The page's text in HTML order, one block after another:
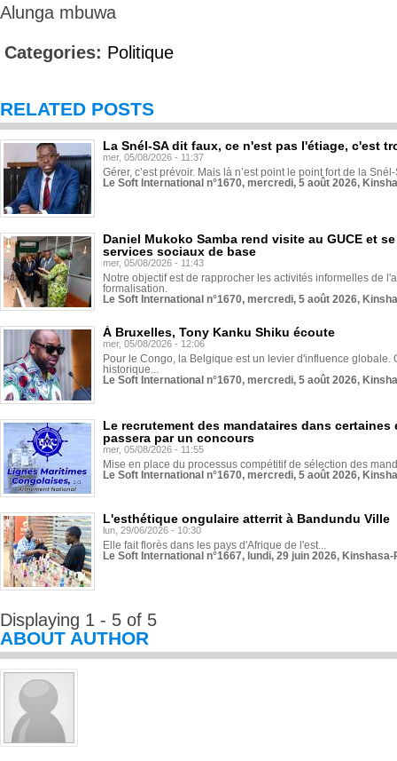
Alunga mbuwa
Categories: Politique
RELATED POSTS
La Snél-SA dit faux, ce n'est pas l'étiage, c'est
mer, 05/08/2026 - 11:37
Gérer, c’est prévoir. Mais là n’est point le point fort de la
Le Soft International n°1670, mercredi, 5 août 2026,
Daniel Mukoko Samba rend visite au GUCE et
services sociaux de base
mer, 05/08/2026 - 11:43
Notre objectif est de rapprocher les activités informelles de
formalisation.
Le Soft International n°1670, mercredi, 5 août 2026,
À Bruxelles, Tony Kanku Shiku écoute
mer, 05/08/2026 - 12:06
Pour le Congo, la Belgique est un levier d'influence globale.
historique...
Le Soft International n°1670, mercredi, 5 août 2026,
Le recrutement des mandataires dans
passera par un concours
mer, 05/08/2026 - 11:55
Mise en place du processus compétitif de sélection des
Le Soft International n°1670, mercredi, 5 août 2026,
L'esthétique ongulaire atterrit à Bandundu Ville
lun, 29/06/2026 - 10:30
Elle fait florès dans les pays d'Afrique de l'est...
Le Soft International n°1667, lundi, 29 juin 2026,
Displaying 1 - 5 of 5
ABOUT AUTHOR